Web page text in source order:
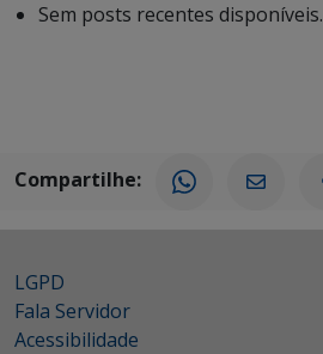
Sem posts recentes disponíveis.
Compartilhe:
LGPD
Fala Servidor
Acessibilidade